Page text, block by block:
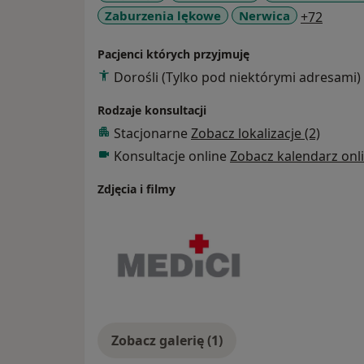
W 2014 r. ukończyłam 4 letni Kurs
Ericksonowskim.
Zaburzenia lękowe
Nerwica +72
Pacjenci których przyjmuję
Dorośli (Tylko pod niektórymi adresami)
Rodzaje konsultacji
Stacjonarne Zobacz lokalizacje (2)
Konsultacje online Zobacz kalendarz
Zdjęcia i filmy
Zobacz galerię (1)